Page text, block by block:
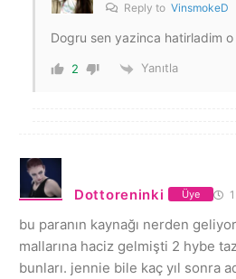
Reply to VinsmokeD
Dogru sen yazinca hatirladim
2 Yanıtla
Dottoreninki Üye
bu paranın kaynağı nerden
mallarına haciz gelmişti 2 hybe
bunları. jennie bile kaç yıl sonra